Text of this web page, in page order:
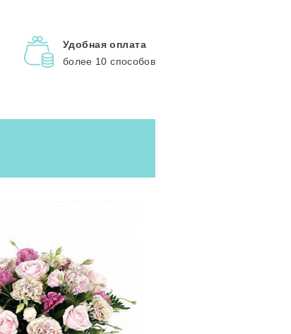
Удобная оплата
более 10 способов